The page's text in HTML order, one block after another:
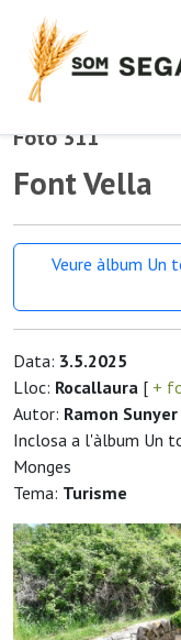
Foto 311
Font Vella
Veure àlbum Un
Data: 3.5.2025
Lloc: Rocallaura [ +
Autor: Ramon Sunyer
Inclosa a l'àlbum Un
Monges
Tema: Turisme